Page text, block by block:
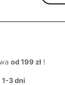
od 199 zł!
1-3 dni